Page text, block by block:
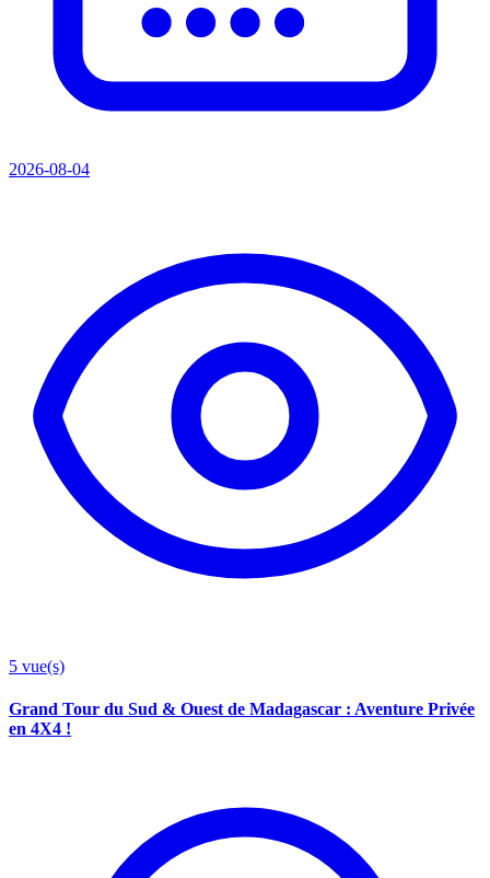
2026-08-04
5 vue(s)
Grand Tour du Sud & Ouest de Madagascar : Aventure Privée
en 4X4 !